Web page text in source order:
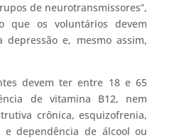
de neurotransmissores”,
que os voluntários devem
e, mesmo assim,
devem ter entre 18 e 65
de vitamina B12, nem
crônica, esquizofrenia,
e dependência de álcool ou